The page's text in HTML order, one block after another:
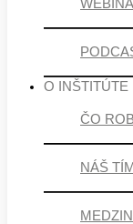
O INŠTITÚTE
ČO
NÁŠ TÍM